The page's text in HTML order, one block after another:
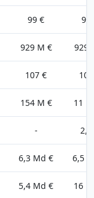
99 € 96
929 M € 929
107 €
154 M € 11
-
6,3 Md € 6,5
5,4 Md € 16